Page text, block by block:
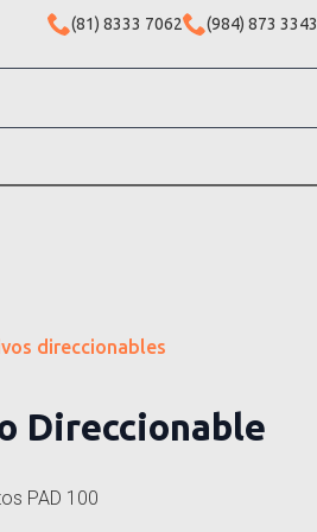
(81) 8333 7062 (984) 873 3343
direccionables
Direccionable
PAD 100